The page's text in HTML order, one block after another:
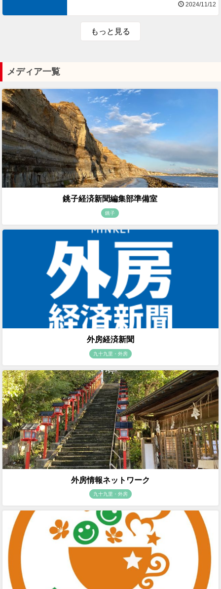
2024/11/12
もっと見る
メディア一覧
銚子経済新聞編集部準備室
銚子
外房経済新聞
九十九里・外房
外房情報ネットワーク
九十九里・外房